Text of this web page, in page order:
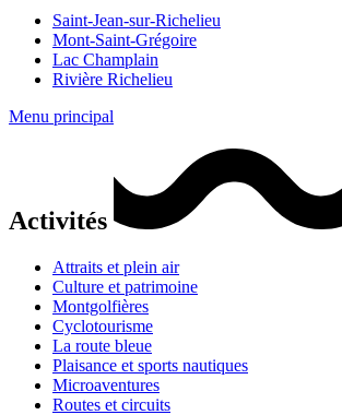
Saint-Jean-sur-Richelieu
Mont-Saint-Grégoire
Lac Champlain
Rivière Richelieu
Menu principal
Activités
Attraits et plein air
Culture et patrimoine
Montgolfières
Cyclotourisme
La route bleue
Plaisance et sports nautiques
Microaventures
Routes et circuits